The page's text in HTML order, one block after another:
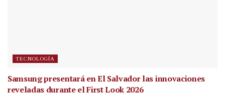
TECNOLOGÍA
Samsung presentará en El Salvador las innovaciones
reveladas durante el First Look 2026